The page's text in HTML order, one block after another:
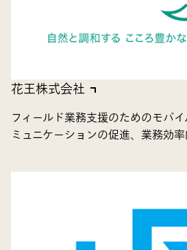
花王株式会社
フィールド業務支援のためのモバ
ミュニケーションの促進、業務効率